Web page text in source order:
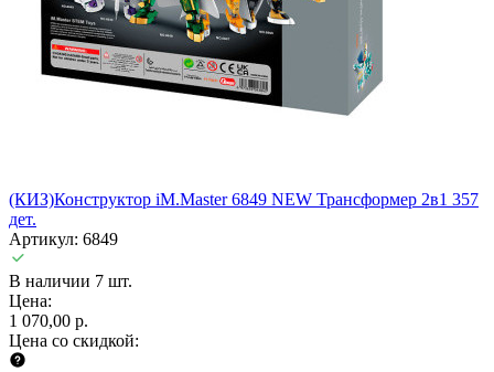
(КИЗ)Конструктор iM.Master 6849 NEW Трансформер 2в1 357
дет.
Артикул: 6849
В наличии 7 шт.
Цена:
1 070,00 р.
Цена со скидкой: